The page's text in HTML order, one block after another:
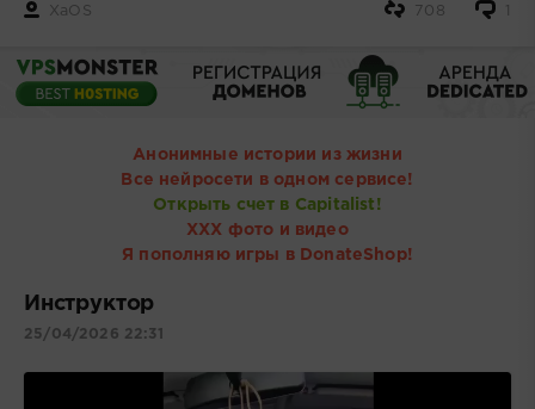
XaOS 708
Анонимные истории из жизни
Все нейросети в одном сервисе!
Открыть счет в Capitalist!
ХХХ фото и видео
Я пополняю игры в DonateShop!
Инструктор
25/04/2026 22:31